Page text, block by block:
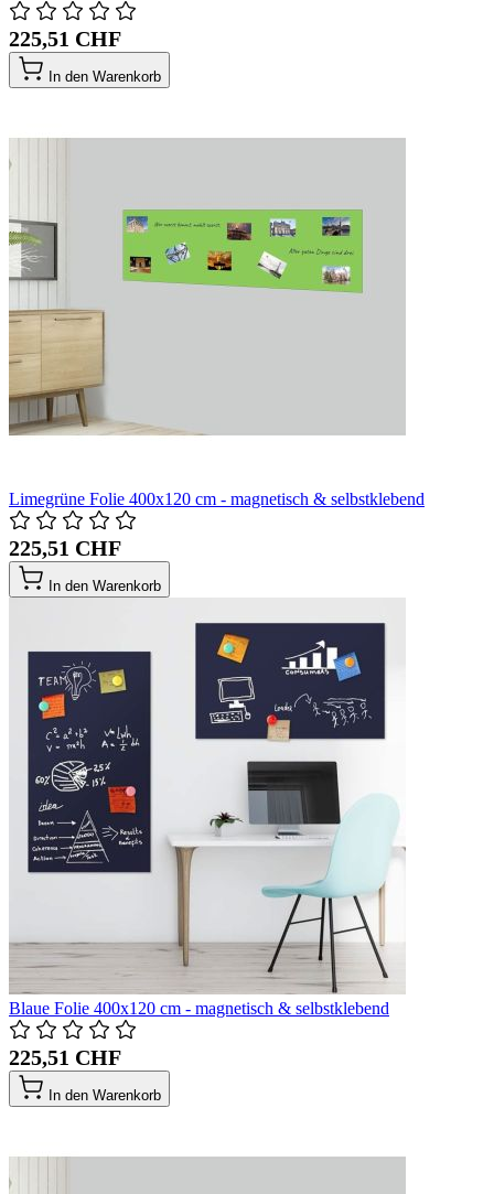
225,51 CHF
In den Warenkorb
Limegrüne Folie 400x120 cm - magnetisch & selbstklebend
225,51 CHF
In den Warenkorb
Blaue Folie 400x120 cm - magnetisch & selbstklebend
225,51 CHF
In den Warenkorb